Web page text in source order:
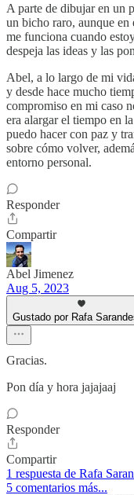
A parte de dibujar en un
un bicho raro, aunque
me funciona cuando
despeja las ideas y las
Abel, a lo largo de mi
y desde hace mucho
compromiso en mi caso
era alargar el tiempo en
puedo hacer con paz y
sobre cómo volver,
entorno personal.
Responder
Compartir
Abel Jimenez
Aug 5, 2023
Gustado por Rafa
Gracias.
Pon día y hora jajajaaj
Responder
Compartir
1 respuesta de Rafa
5 comentarios más...